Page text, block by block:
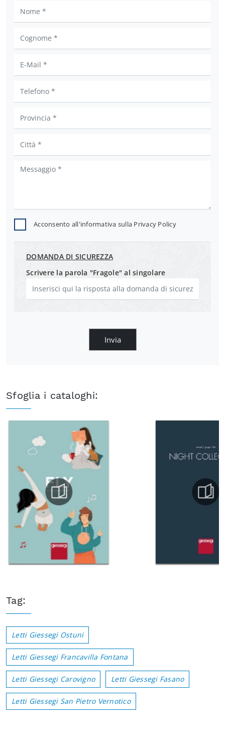
Acconsento all'informativa sulla Privacy Policy
DOMANDA DI SICUREZZA
Scrivere la parola "Fragole" al singolare
Invia
Sfoglia i cataloghi:
Tag:
Letti Giessegi Ostuni
Letti Giessegi Francavilla Fontana
Letti Giessegi Carovigno Letti Giessegi Fasano
Letti Giessegi San Pietro Vernotico